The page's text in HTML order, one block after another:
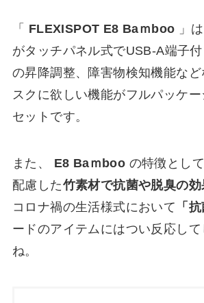
「 FLEXISPOT E8 Baｍboo 」
がタッチパネル式でUSB-A端子
の昇降調整、障害物検知機能な
スクに欲しい機能がフルパッケー
セットです。
また、 E8 Baｍboo の特徴とし
配慮した竹素材で抗菌や脱臭の効
コロナ禍の生活様式において 「抗
ードのアイテムにはつい反応して
ね。